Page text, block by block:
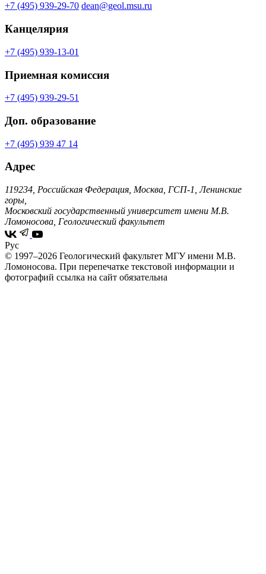
+7 (495) 939-29-70 dean@geol.msu.ru
Канцелярия
+7 (495) 939-13-01
Приемная комиссия
+7 (495) 939-29-51
Доп. образование
+7 (495) 939 47 14
Адрес
119234, Российская Федерация, Москва, ГСП-1, Ленинские
горы,
Московский государственный университет имени М.В.
Ломоносова, Геологический факультет
Рус
© 1997–2026 Геологический факультет МГУ имени М.В.
Ломоносова. При перепечатке текстовой информации и
фотографий ссылка на сайт обязательна